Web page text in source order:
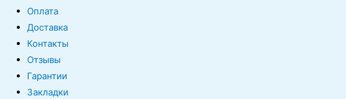
Оплата
Доставка
Контакты
Отзывы
Гарантии
Закладки